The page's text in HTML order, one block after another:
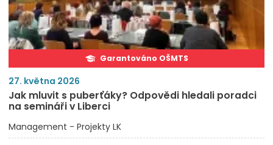
Garantováno OŠMTS
27. května 2026
Jak mluvit s puberťáky? Odpovědi hledali poradci
na semináři v Liberci
Management - Projekty LK